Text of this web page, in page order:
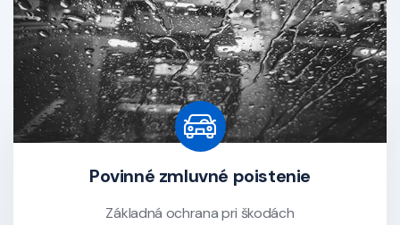
Povinné zmluvné poistenie
Základná ochrana pri škodách